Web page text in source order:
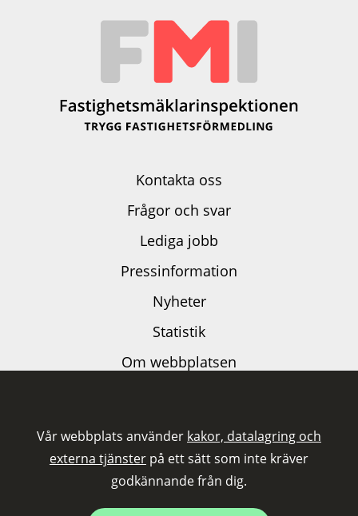
Vår webbplats använder kakor, datalagring och
externa tjänster på ett sätt som inte kräver
godkännande från dig.
Kontakta oss
Frågor och svar
Lediga jobb
Pressinformation
Nyheter
Statistik
Om webbplatsen
Tillgänglighetsutlåtande
Följ oss på LinkedIn